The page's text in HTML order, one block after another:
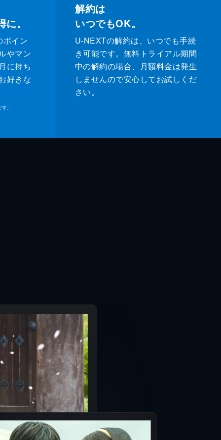
。
ポイン
やマン
に持ち
好きな
。
解約は
いつでもOK。
U-NEXTの解約は、いつでも手続
き可能です。無料トライアル期間
中の解約の場合、月額料金は発生
しませんので安心してお試しくだ
さい。